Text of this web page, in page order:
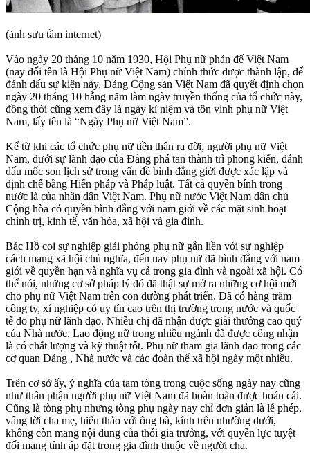
(ảnh sưu tầm internet)
Vào ngày 20 tháng 10 năm 1930, Hội Phụ nữ phản đế Việt Nam
(nay đổi tên là Hội Phụ nữ Việt Nam) chính thức được thành lập, để
đánh dấu sự kiện này, Đảng Cộng sản Việt Nam đã quyết định chọn
ngày 20 tháng 10 hằng năm làm ngày truyền thống của tổ chức này,
đồng thời cũng xem đây là ngày kỉ niệm và tôn vinh phụ nữ Việt
Nam, lấy tên là “Ngày Phụ nữ Việt Nam”.
Kể từ khi các tổ chức phụ nữ tiền thân ra đời, người phụ nữ Việt
Nam, dưới sự lãnh đạo của Đảng phá tan thành trì phong kiến, đánh
dấu mốc son lịch sử trong vấn đề bình đẳng giới được xác lập và
định chế bằng Hiến pháp và Pháp luật. Tất cả quyền bính trong
nước là của nhân dân Việt Nam. Phụ nữ nước Việt Nam dân chủ
Cộng hòa có quyền bình đẳng với nam giới về các mặt sinh hoạt
chính trị, kinh tế, văn hóa, xã hội và gia đình.
Bác Hồ coi sự nghiệp giải phóng phụ nữ gắn liền với sự nghiệp
cách mạng xã hội chủ nghĩa, đến nay phụ nữ đã bình đẳng với nam
giới về quyền hạn và nghĩa vụ cả trong gia đình và ngoài xã hội. Có
thể nói, những cơ sở pháp lý đó đã thật sự mở ra những cơ hội mới
cho phụ nữ Việt Nam trên con đường phát triển. Ðã có hàng trăm
công ty, xí nghiệp có uy tín cao trên thị trường trong nước và quốc
tế do phụ nữ lãnh đạo. Nhiều chị đã nhận được giải thưởng cao quý
của Nhà nước. Lao động nữ trong nhiều ngành đã được công nhận
là có chất lượng và kỹ thuật tốt. Phụ nữ tham gia lãnh đạo trong các
cơ quan Ðảng , Nhà nước và các đoàn thể xã hội ngày một nhiều.
Trên cơ sở ấy, ý nghĩa của tam tòng trong cuộc sống ngày nay cũng
như thân phận người phụ nữ Việt Nam đã hoàn toàn được hoán cải.
Cũng là tòng phụ nhưng tòng phụ ngày nay chỉ đơn giản là lễ phép,
vâng lời cha mẹ, hiếu thảo với ông bà, kính trên nhường dưới,
không còn mang nội dung của thói gia trưởng, với quyền lực tuyệt
đối mang tính áp đặt trong gia đình thuộc về người cha.